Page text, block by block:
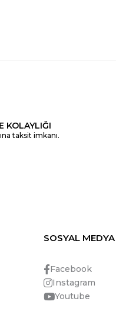
KOLAYLIĞI
taksit imkanı.
SOSYAL MEDYA
Facebook
Instagram
Youtube